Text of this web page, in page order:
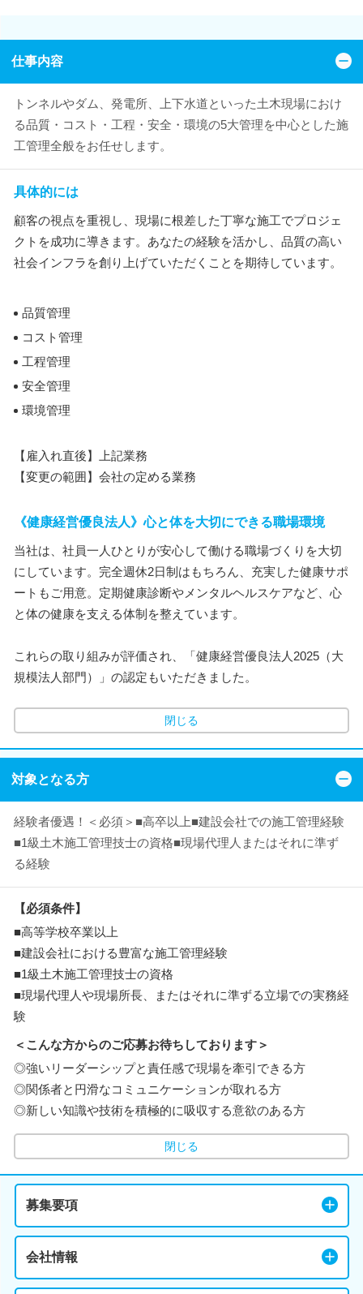
仕事内容
トンネルやダム、発電所、上下水道といった土木現場におけ
る品質・コスト・工程・安全・環境の5大管理を中心とした施
工管理全般をお任せします。
具体的には
顧客の視点を重視し、現場に根差した丁寧な施工でプロジェ
クトを成功に導きます。あなたの経験を活かし、品質の高い
社会インフラを創り上げていただくことを期待しています。
品質管理
コスト管理
工程管理
安全管理
環境管理
【雇入れ直後】上記業務
【変更の範囲】会社の定める業務
《健康経営優良法人》心と体を大切にできる職場環境
当社は、社員一人ひとりが安心して働ける職場づくりを大切
にしています。完全週休2日制はもちろん、充実した健康サポ
ートもご用意。定期健康診断やメンタルヘルスケアなど、心
と体の健康を支える体制を整えています。
これらの取り組みが評価され、「健康経営優良法人2025（大
規模法人部門）」の認定もいただきました。
閉じる
対象となる方
経験者優遇！＜必須＞■高卒以上■建設会社での施工管理経験
■1級土木施工管理技士の資格■現場代理人またはそれに準ず
る経験
【必須条件】
■高等学校卒業以上
■建設会社における豊富な施工管理経験
■1級土木施工管理技士の資格
■現場代理人や現場所長、またはそれに準ずる立場での実務経
験
＜こんな方からのご応募お待ちしております＞
◎強いリーダーシップと責任感で現場を牽引できる方
◎関係者と円滑なコミュニケーションが取れる方
◎新しい知識や技術を積極的に吸収する意欲のある方
閉じる
募集要項
会社情報